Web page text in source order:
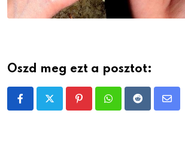
Oszd meg ezt a posztot:
PinterestWhatsappRedditShare